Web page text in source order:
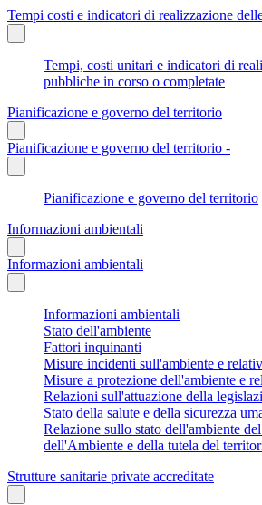
Tempi costi e indicatori di realizzazione
Tempi, costi unitari e indicatori di
pubbliche in corso o completate
Pianificazione e governo del territorio
Pianificazione e governo del territorio -
Pianificazione e governo del territorio
Informazioni ambientali
Informazioni ambientali
Informazioni ambientali
Stato dell'ambiente
Fattori inquinanti
Misure incidenti sull'ambiente e
Misure a protezione dell'ambiente e
Relazioni sull'attuazione della
Stato della salute e della sicurezza
Relazione sullo stato dell'ambiente
dell'Ambiente e della tutela del
Strutture sanitarie private accreditate